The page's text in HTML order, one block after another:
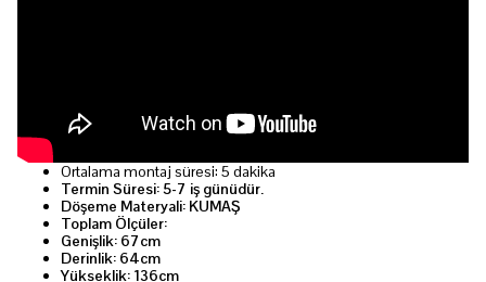
Ortalama montaj süresi: 5 dakika
Termin Süresi: 5-7 iş günüdür.
Döşeme Materyali: KUMAŞ
Toplam Ölçüler:
Genişlik: 67cm
Derinlik: 64cm
Yükseklik: 136cm